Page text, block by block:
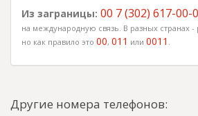
Из заграницы: 00 7 (302) 617-00-
на международную связь. В разных странах
но как правило это 00, 011 или 0011 .
Другие номера телефонов: